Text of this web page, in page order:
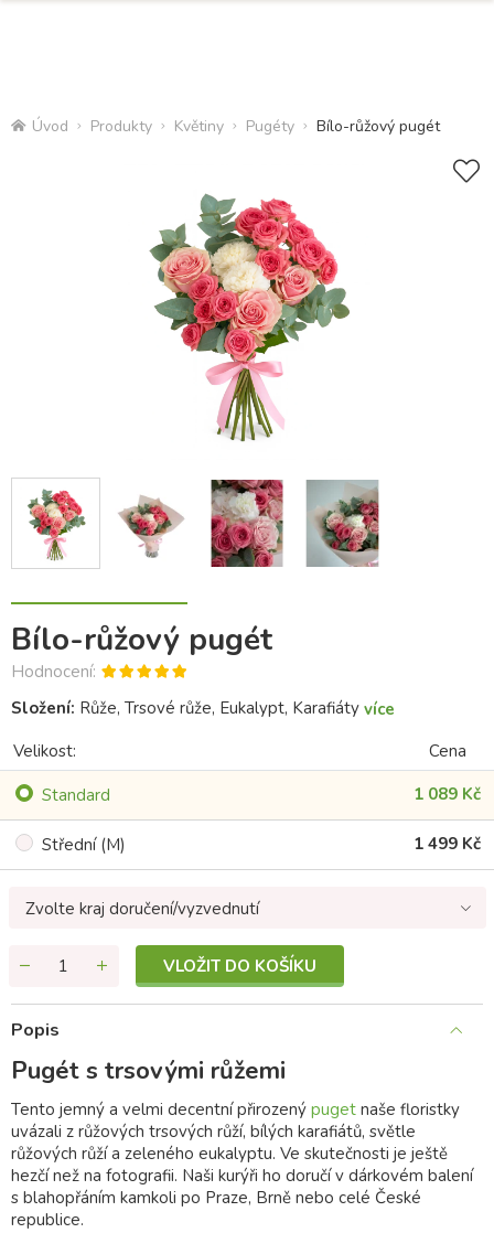
Úvod Produkty Květiny Pugéty Bílo-růžový pugét
Bílo-růžový pugét
Hodnocení:
Složení: Růže, Trsové růže, Eukalypt, Karafiáty více
Velikost:
Cena
Standard
1 089 Kč
Střední (M) 1 499 Kč
Zvolte kraj doručení/vyzvednutí
VLOŽIT DO KOŠÍKU
Popis
Pugét s trsovými růžemi
Tento jemný a velmi decentní přirozený puget naše floristky
uvázali z růžových trsových růží, bílých karafiátů, světle
růžových růží a zeleného eukalyptu. Ve skutečnosti je ještě
hezčí než na fotografii. Naši kurýři ho doručí v dárkovém balení
s blahopřáním kamkoli po Praze, Brně nebo celé České
republice.